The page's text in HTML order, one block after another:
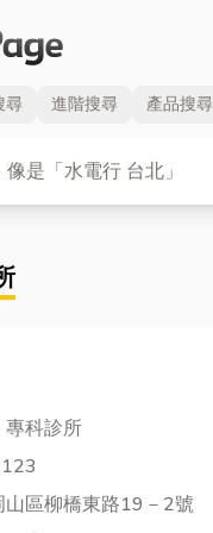
尋 進階搜尋 產品搜尋
專科診所
山區柳橋東路19－2號